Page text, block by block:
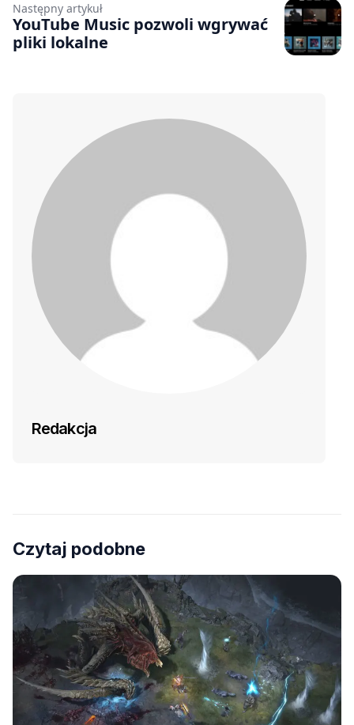
Następny artykuł
YouTube Music pozwoli wgrywać
pliki lokalne
Redakcja
Czytaj podobne